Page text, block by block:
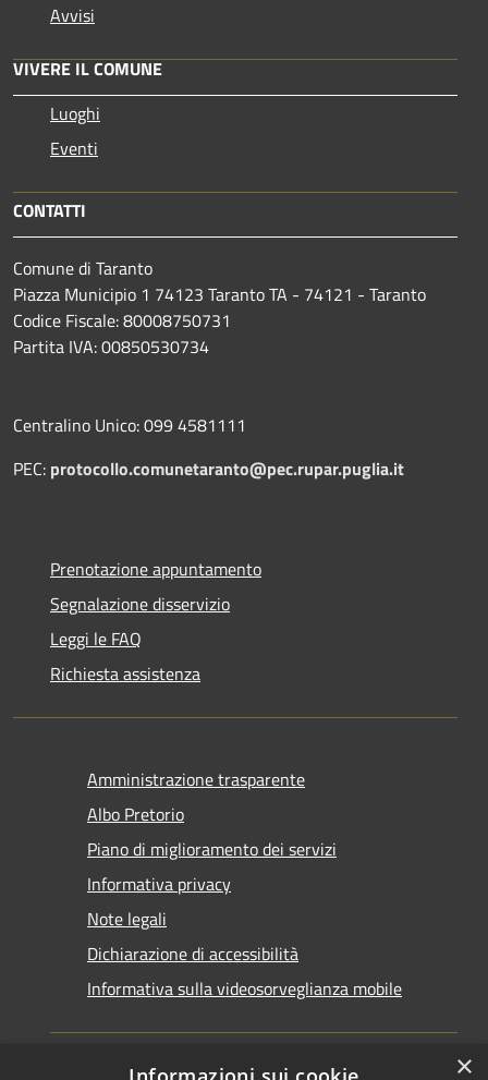
Avvisi
VIVERE IL COMUNE
Luoghi
Eventi
CONTATTI
Comune di Taranto
Piazza Municipio 1 74123 Taranto TA - 74121 - Taranto
Codice Fiscale: 80008750731
Partita IVA: 00850530734
Centralino Unico: 099 4581111
PEC: protocollo.comunetaranto@pec.rupar.puglia.it
Prenotazione appuntamento
Segnalazione disservizio
Leggi le FAQ
Richiesta assistenza
Amministrazione trasparente
Albo Pretorio
Piano di miglioramento dei servizi
Informativa privacy
Note legali
Dichiarazione di accessibilità
Informativa sulla videosorveglianza mobile
×